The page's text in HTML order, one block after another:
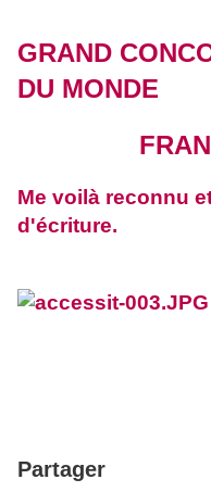
GRAND
DU MONDE
Me voilà reconnu
d'écriture.
Partager